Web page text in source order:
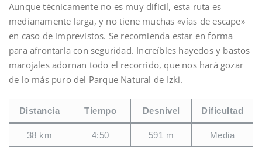
Aunque técnicamente no es muy difícil, esta ruta es
medianamente larga, y no tiene muchas «vías de escape»
en caso de imprevistos. Se recomienda estar en forma
para afrontarla con seguridad. Increíbles hayedos y bastos
marojales adornan todo el recorrido, que nos hará gozar
de lo más puro del Parque Natural de lzki.
Distancia Tiempo Desnivel Dificultad
38 km 4:50 591 m Media